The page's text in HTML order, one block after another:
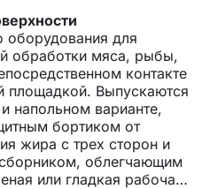
оборудования для
обработки мяса, рыбы,
контакте
площадкой. Выпускаются
напольном варианте,
бортиком от
жира с трех сторон и
облегчающим
или гладкая рабочая